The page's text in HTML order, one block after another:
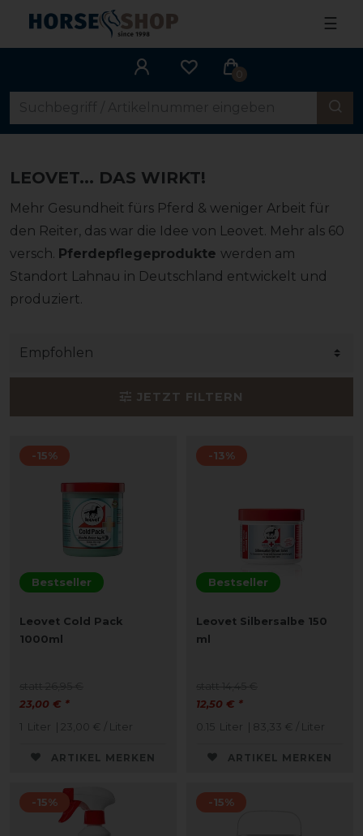
☰
0
LEOVET... DAS WIRKT!
Mehr Gesundheit fürs Pferd & weniger Arbeit für
den Reiter, das war die Idee von Leovet. Mehr als 60
versch. Pferdepflegeprodukte werden am
Standort Lahnau in Deutschland entwickelt und
produziert.
JETZT FILTERN
Bestseller
-15%
Leovet Cold Pack
1000ml
23,00 € *
1 Liter | 23,00 € / Liter
ARTIKEL MERKEN
Bestseller
-13%
Leovet Silbersalbe 150
ml
12,50 € *
0.15 Liter | 83,33 € / Liter
ARTIKEL MERKEN
-15% -15%